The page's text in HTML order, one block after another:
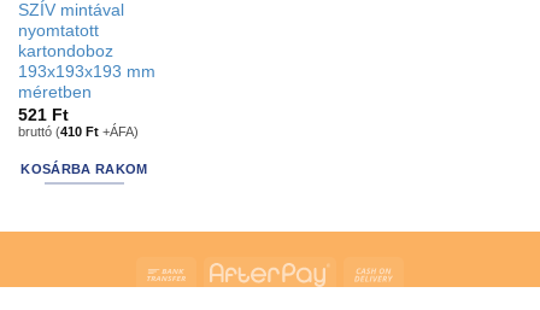
SZÍV mintával
nyomtatott
kartondoboz
193x193x193 mm
méretben
521 Ft
bruttó (410 Ft+ÁFA)
KOSÁRBA RAKOM
Bank
AfterPay